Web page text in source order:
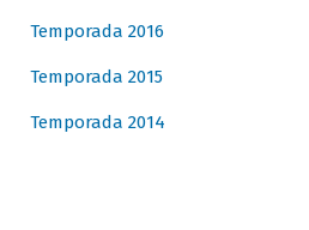
Temporada 2016
Temporada 2015
Temporada 2014